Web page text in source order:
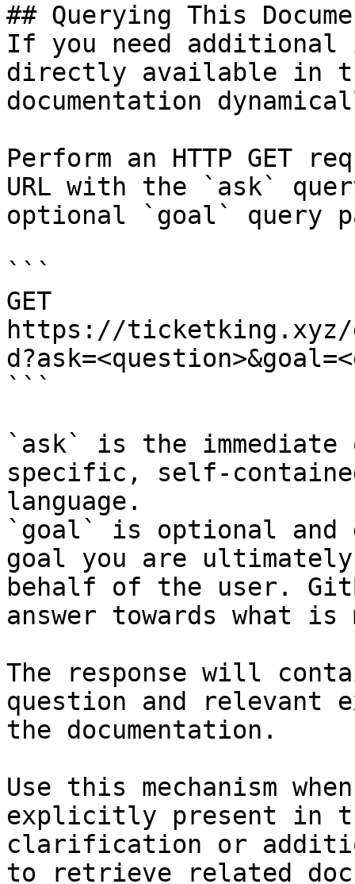
## Querying This
If you need
directly available in
documentation
Perform an HTTP GET
URL with the `ask`
optional `goal` query
```
GET
https://ticketking.xyz/
```
`ask` is the
specific, self-
language.
`goal` is optional and
goal you are
behalf of the user.
answer towards what
The response will
question and relevant
the documentation.
Use this mechanism
explicitly present in
clarification or